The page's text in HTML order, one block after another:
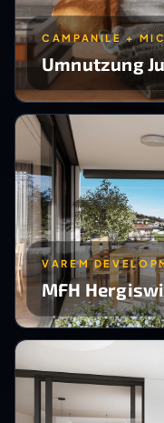
CAMPANILE +
Umnutzung
VAREM
MFH